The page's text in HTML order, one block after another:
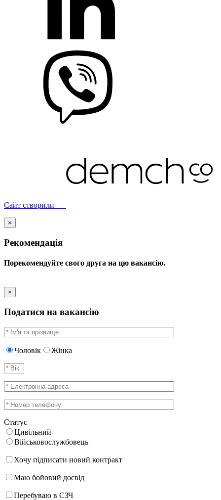
Сайт створили —
×
Рекомендація
Порекомендуйте свого друга на цю вакансію.
×
Податися на вакансію
Чоловік Жінка
Статус
Цивільний
Військовослужбовець
Хочу підписати новий контракт
Маю бойовий досвід
Перебуваю в СЗЧ